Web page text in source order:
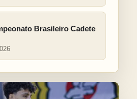
Brasileiro Cadete